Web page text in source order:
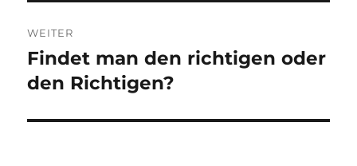
WEITER
Nächster
Beitrag:
Findet man den richtigen oder
den Richtigen?